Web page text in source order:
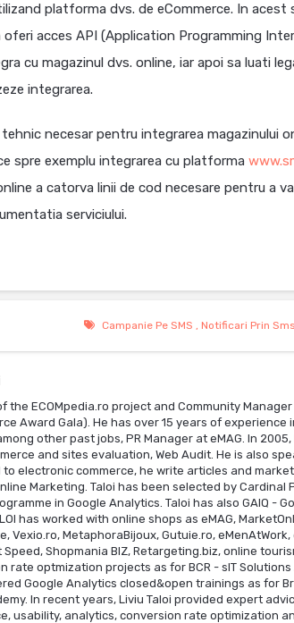
platforma dvs. de eCommerce. In acest
oferi acces API (Application Programming
cu magazinul dvs. online, iar apoi sa luati
integrarea.
necesar pentru integrarea magazinului
spre exemplu integrarea cu platforma
a catorva linii de cod necesare pentru a
serviciului.
Campanie Pe SMS , Notificari Prin Sms
the ECOMpedia.ro project and Community
Award Gala). He has over 15 years of
other past jobs, PR Manager at eMAG. In
and sites evaluation, Web Audit. He is also
electronic commerce, he write articles and
Marketing. Taloi has been selected by
in Google Analytics. Taloi has also GAIQ -
has worked with online shops as eMAG,
Vexio.ro, MetaphoraBijoux, Gutuie.ro,
Shopmania BIZ, Retargeting.biz, online
rate optmization projects as for BCR - sIT
Google Analytics closed&open trainings as for
In recent years, Liviu Taloi provided expert
usability, analytics, conversion rate optimization